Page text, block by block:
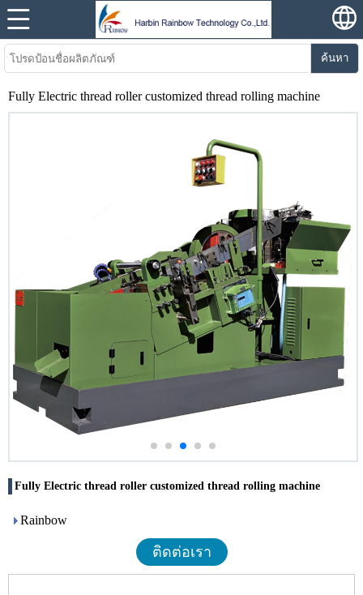
ค้นหา
Fully Electric thread roller customized thread rolling machine
Fully Electric thread roller customized thread rolling machine
Rainbow
ติดต่อเรา